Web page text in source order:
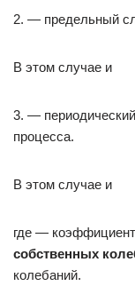
2. — предельный
В этом случае и
3. —
процесса.
В этом случае и
где —
собственных
колебаний.